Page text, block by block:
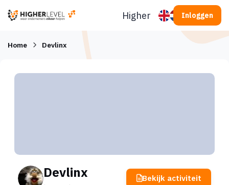
Higherlevel Inloggen
Home Devlinx
Devlinx Bekijk activiteit